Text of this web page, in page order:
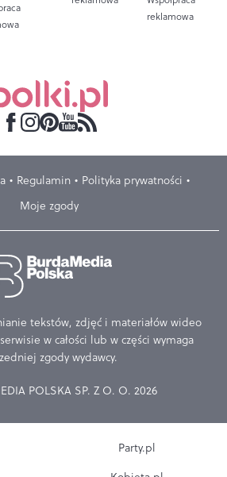
reklamowa
Regulamin
Polityka prywatności
Moje zgody
tekstów, zdjęć i materiałów wideo
w całości lub w części wymaga
zgody wydawcy.
POLSKA SP. Z O. O. 2026
Party.pl